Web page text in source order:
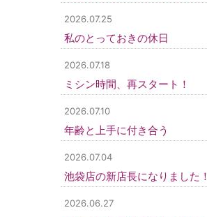
2026.07.25
私のとっておきの休日
2026.07.18
ミシン時間、再スタート！
2026.07.10
年齢と上手に付き合う
2026.07.04
池袋店の新店長になりました！
2026.06.27